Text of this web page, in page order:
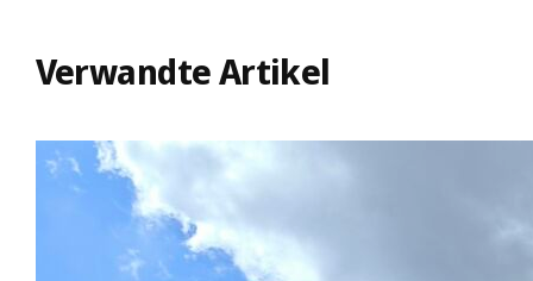
Verwandte Artikel